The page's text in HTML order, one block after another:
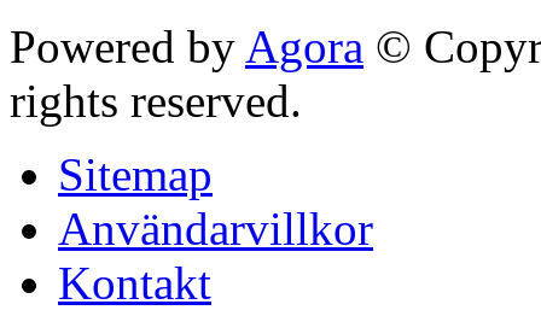
Powered by Agora ©
rights reserved.
Sitemap
Användarvillkor
Kontakt